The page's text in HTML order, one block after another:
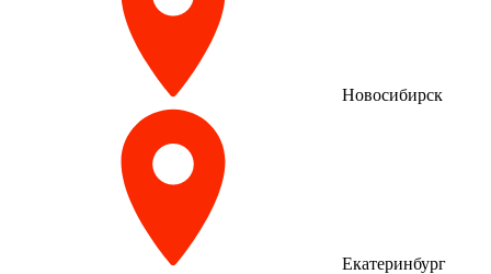
Новосибирск
Екатеринбург